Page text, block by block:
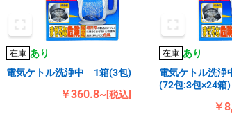
在庫 あり
電気ケトル洗浄中 1箱(3包)
￥360.8~[税込]
在庫 あり
電気ケトル洗
(72包:3包×24箱)
￥